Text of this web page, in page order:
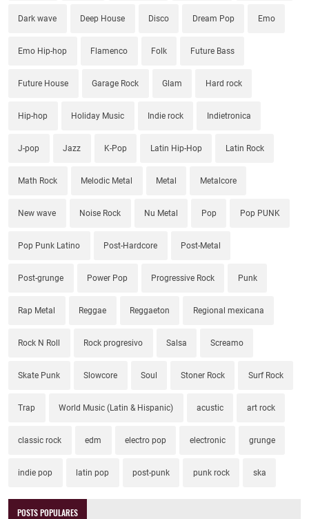
Dark wave Deep House Disco Dream Pop Emo
Emo Hip-hop Flamenco Folk Future Bass
Future House Garage Rock Glam Hard rock
Hip-hop Holiday Music Indie rock Indietronica
J-pop Jazz K-Pop Latin Hip-Hop Latin Rock
Math Rock Melodic Metal Metal Metalcore
New wave Noise Rock Nu Metal Pop Pop PUNK
Pop Punk Latino Post-Hardcore Post-Metal
Post-grunge Power Pop Progressive Rock Punk
Rap Metal Reggae Reggaeton Regional mexicana
Rock N Roll Rock progresivo Salsa Screamo
Skate Punk Slowcore Soul Stoner Rock Surf Rock
Trap World Music (Latin & Hispanic) acustic art rock
classic rock edm electro pop electronic grunge
indie pop latin pop post-punk punk rock ska
POSTS POPULARES